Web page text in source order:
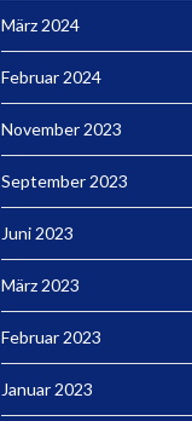
März 2024
Februar 2024
November 2023
September 2023
Juni 2023
März 2023
Februar 2023
Januar 2023